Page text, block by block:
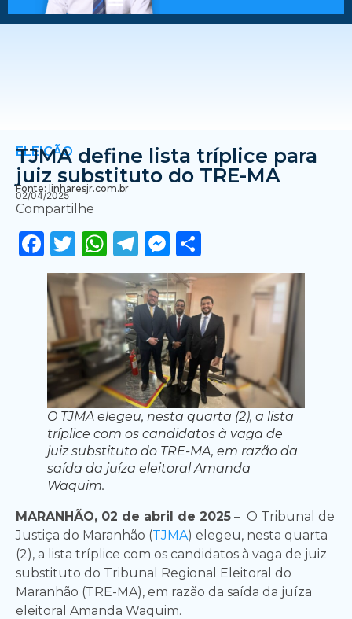
ELEIÇÃO
TJMA define lista tríplice para
juiz substituto do TRE-MA
Fonte: linharesjr.com.br
02/04/2025
Compartilhe
Facebook
Twitter
WhatsApp
Telegram
Messenger
O TJMA elegeu, nesta quarta (2), a lista
tríplice com os candidatos à vaga de
juiz substituto do TRE-MA, em razão da
saída da juíza eleitoral Amanda
Waquim.
MARANHÃO, 02 de abril de 2025 – O Tribunal de
Justiça do Maranhão (TJMA) elegeu, nesta quarta
(2), a lista tríplice com os candidatos à vaga de juiz
substituto do Tribunal Regional Eleitoral do
Maranhão (TRE-MA), em razão da saída da juíza
eleitoral Amanda Waquim.